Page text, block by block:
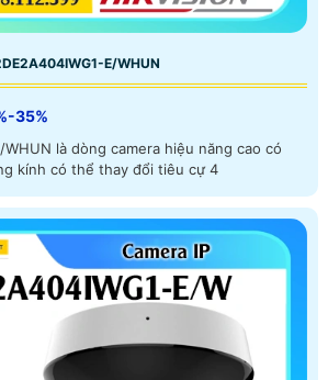
E/WHUN
35%
WHUN là dòng camera hiệu năng cao có
kính có thể thay đổi tiêu cự 4